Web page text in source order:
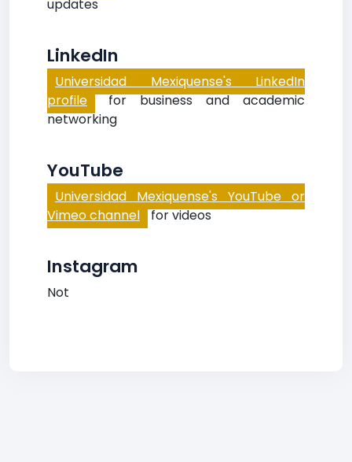
updates
LinkedIn
Universidad Mexiquense's LinkedIn
profile for business and academic
networking
YouTube
Universidad Mexiquense's YouTube or
Vimeo channel for videos
Instagram
Not